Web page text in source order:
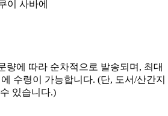
이 사바에
량에 따라 순차적으로 발송되며, 최대
수령이 가능합니다. (단, 도서/산간지
있습니다.)